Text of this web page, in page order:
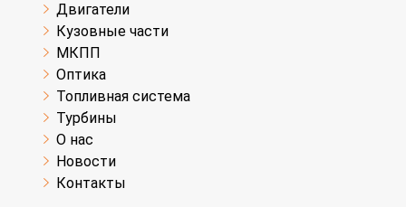
Двигатели
Кузовные части
МКПП
Оптика
Топливная система
Турбины
О нас
Новости
Контакты